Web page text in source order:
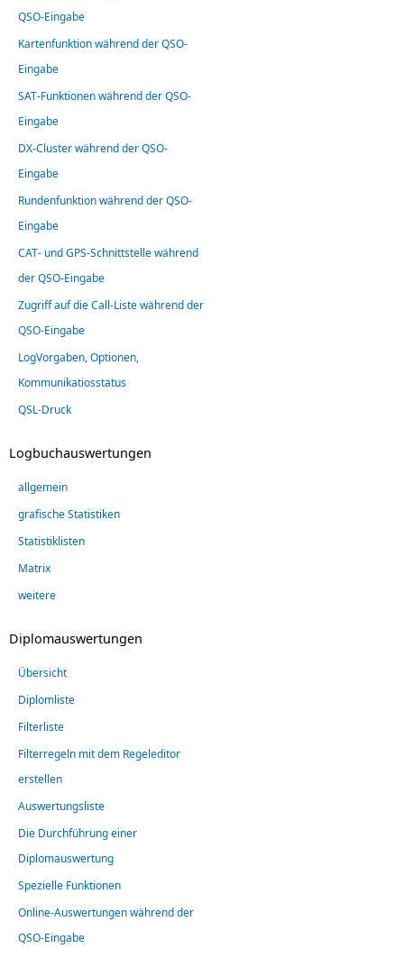
QSO-Eingabe
Kartenfunktion während der QSO-
Eingabe
SAT-Funktionen während der QSO-
Eingabe
DX-Cluster während der QSO-
Eingabe
Rundenfunktion während der QSO-
Eingabe
CAT- und GPS-Schnittstelle während
der QSO-Eingabe
Zugriff auf die Call-Liste während der
QSO-Eingabe
LogVorgaben, Optionen,
Kommunikatiosstatus
QSL-Druck
Logbuchauswertungen
allgemein
grafische Statistiken
Statistiklisten
Matrix
weitere
Diplomauswertungen
Übersicht
Diplomliste
Filterliste
Filterregeln mit dem Regeleditor
erstellen
Auswertungsliste
Die Durchführung einer
Diplomauswertung
Spezielle Funktionen
Online-Auswertungen während der
QSO-Eingabe